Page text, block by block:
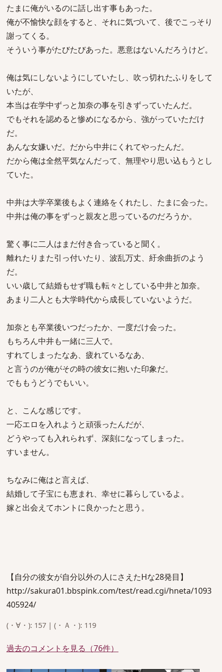
たまに俺がいるのに話し出す事もあった。
俺が不愉快な顔をすると、それに気づいて、後でこっそり
謝ってくる。
そういう事がたびたびあった。悪意はないんだろうけど。
俺は気にしないようにしていたし、吹っ切れたふりをして
いたが、
本当は在学中ずっと加奈の事を引きずっていたんだ。
でもそれを認めると惨めになるから、強がっていただけ
だ。
あんな女嫌いだ。だから中井にくれてやったんだ。
だから俺は全然平気なんだって、無理やり思い込もうとし
ていた。
中井は大学卒業後もよく連絡をくれたし、たまに会った。
中井は俺の事をずっと親友と思っているのだろうか。
驚く事に二人はまだ付き合っていると聞く。
離れたりまた引っ付いたり、波乱万丈、紆余曲折のよう
だ。
いい歳して結婚もせず職も転々としている中井と加奈。
あまり二人とも大学時代から成長していないようだ。
加奈とも卒業後いつだったか、一度だけ会った。
もちろん中井も一緒に三人で。
すれてしまったなあ、疲れているなあ、
と言うのが俺がその時の彼女に抱いた印象だ。
でももうどうでもいい。
と、こんな感じです。
一応エロを入れようと頑張ったんだが、
どうやっても入れられず、深刻になってしまった。
すいません。
ちなみに俺はと言えば、
結婚して子宝にも恵まれ、幸せに暮らしているよ。
嫁と出会えてホントに良かったと思う。
【自分の彼女が自分以外の人にさえたHな28発目】
http://sakura01.bbspink.com/test/read.cgi/hneta/1093
405924/
(・∀・): 157 | (・Ａ・): 119
過去のコメントを見る（76件）